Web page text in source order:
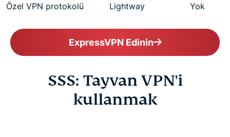
Özel VPN protokolü
Lightway Yok
ExpressVPN Edinin
SSS: Tayvan VPN'i
kullanmak